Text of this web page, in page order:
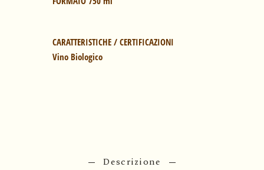
Vino Biologico
Descrizione